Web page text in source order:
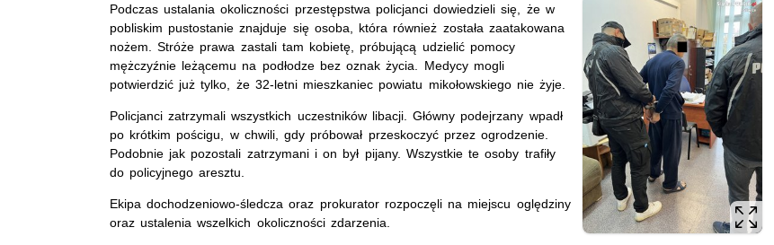
Podczas ustalania okoliczności przestępstwa policjanci dowiedzieli się, że w
pobliskim pustostanie znajduje się osoba, która również została zaatakowana
nożem. Stróże prawa zastali tam kobietę, próbującą udzielić pomocy
mężczyźnie leżącemu na podłodze bez oznak życia. Medycy mogli
potwierdzić już tylko, że 32-letni mieszkaniec powiatu mikołowskiego nie żyje.
Policjanci zatrzymali wszystkich uczestników libacji. Główny podejrzany wpadł
po krótkim pościgu, w chwili, gdy próbował przeskoczyć przez ogrodzenie.
Podobnie jak pozostali zatrzymani i on był pijany. Wszystkie te osoby trafiły
do policyjnego aresztu.
Ekipa dochodzeniowo-śledcza oraz prokurator rozpoczęli na miejscu oględziny
oraz ustalenia wszelkich okoliczności zdarzenia.